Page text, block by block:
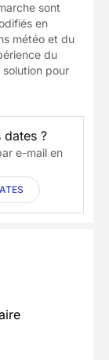
sont
en
météo et du
du
solution pour
?
e-mail en